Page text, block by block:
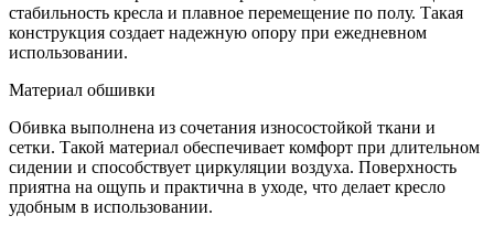
стабильность кресла и плавное перемещение по полу. Такая
конструкция создает надежную опору при ежедневном
использовании.
Материал обшивки
Обивка выполнена из сочетания износостойкой ткани и
сетки. Такой материал обеспечивает комфорт при длительном
сидении и способствует циркуляции воздуха. Поверхность
приятна на ощупь и практична в уходе, что делает кресло
удобным в использовании.